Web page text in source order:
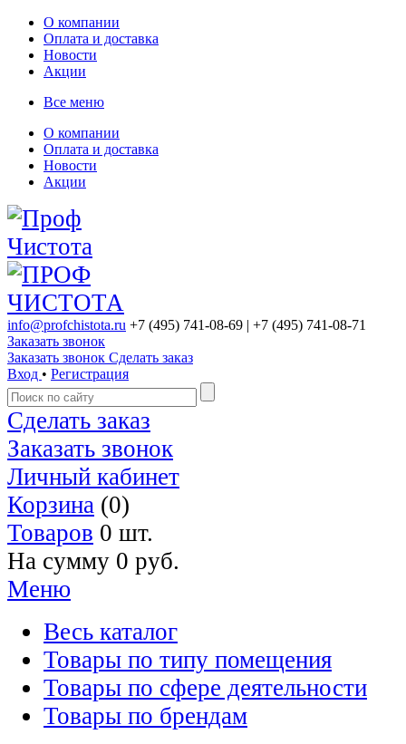
О компании
Оплата и доставка
Новости
Акции
Все меню
О компании
Оплата и доставка
Новости
Акции
info@profchistota.ru +7 (495) 741-08-69 | +7 (495) 741-08-71
Заказать звонок
Заказать звонок Сделать заказ
Вход • Регистрация
Сделать заказ
Заказать звонок
Личный кабинет
Корзина (0)
Товаров 0 шт.
На сумму 0 руб.
Меню
Весь каталог
Товары по типу помещения
Товары по сфере деятельности
Товары по брендам